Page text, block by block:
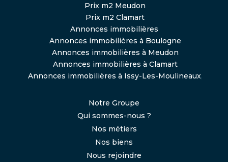
Prix m2 Meudon
Prix m2 Clamart
Annonces immobilières
Annonces immobilières à Boulogne
Annonces immobilières à Meudon
Annonces immobilières à Clamart
Annonces immobilières à Issy-Les-Moulineaux,
Notre Groupe
Qui sommes-nous ?
Nos métiers
Nos biens
Nous rejoindre